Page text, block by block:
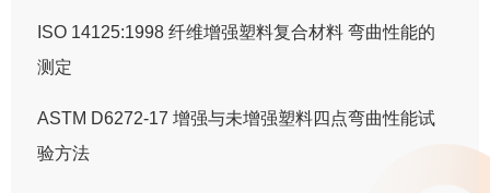
ISO 14125:1998 纤维增强塑料复合材料 弯曲性能的
测定
ASTM D6272-17 增强与未增强塑料四点弯曲性能试
验方法